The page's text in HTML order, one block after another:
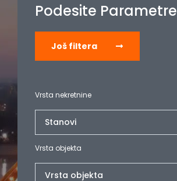
Podesite Parametre
Još filtera
Vrsta nekretnine
Vrsta objekta